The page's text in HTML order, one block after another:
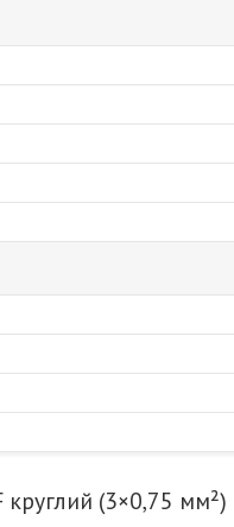
круглий (3×0,75